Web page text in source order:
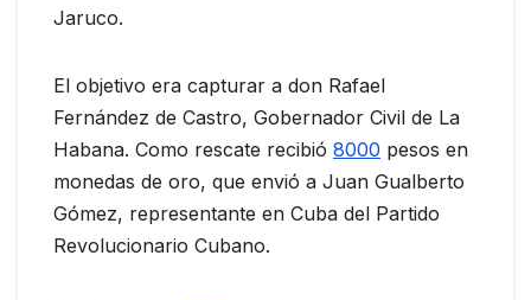
Jaruco.
El objetivo era capturar a don Rafael
Fernández de Castro, Gobernador Civil de La
Habana. Como rescate recibió 8000 pesos en
monedas de oro, que envió a Juan Gualberto
Gómez, representante en Cuba del Partido
Revolucionario Cubano.